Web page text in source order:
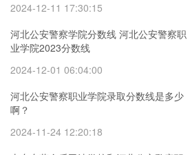
2024-12-11 17:30:15
河北公安警察学院分数线 河北公安警察职
业学院2023分数线
2024-12-01 06:04:00
河北公安警察职业学院录取分数线是多少
啊？
2024-11-24 12:20:18